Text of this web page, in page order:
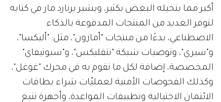
أكبر مما يتخيله البعض بكثير، ويشير برنارد مار في كتابه
لتوفر العديد من المنتجات المدفوعة بالذكاء
الاصطناعي، بدءًا من منتجات "أمازون"، مثل: "أليكسا"،
و"سيري"، وتوصيات شبكة "نتفليكس"، و"سبوتيفاي"
المخصصة، إضافة لكل ما نقوم به في محرك "غوغل"،
وكذلك الفحوصات الأمنية لعمليّات شراء بطاقات
الائتمان الاحتيالية وتطبيقات المواعدة، وأجهزة تتبع